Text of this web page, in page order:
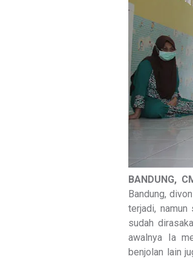
BANDUNG,
Bandung,
terjadi, namun
sudah
awalnya Ia
benjolan lain